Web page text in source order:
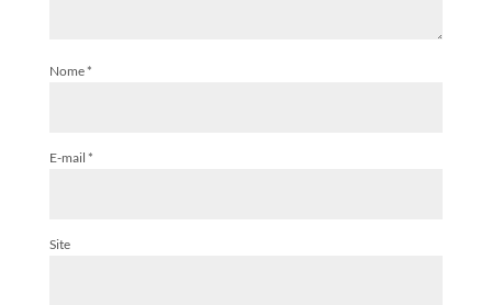
Nome*
E-mail *
Site